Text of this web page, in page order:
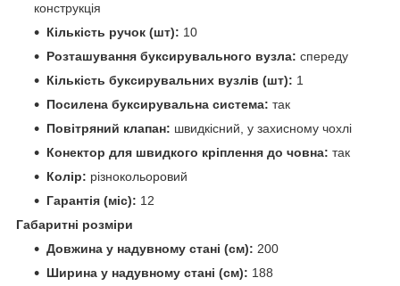
конструкція
Кількість ручок (шт): 10
Розташування буксирувального вузла: спереду
Кількість буксирувальних вузлів (шт): 1
Посилена буксирувальна система: так
Повітряний клапан: швидкісний, у захисному чохлі
Конектор для швидкого кріплення до човна: так
Колір: різнокольоровий
Гарантія (міс): 12
Габаритні розміри
Довжина у надувному стані (см): 200
Ширина у надувному стані (см): 188